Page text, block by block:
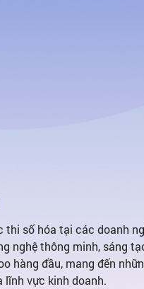
thi số hóa tại các doanh
nghệ thông minh, sáng
hàng đầu, mang đến
lĩnh vực kinh doanh.